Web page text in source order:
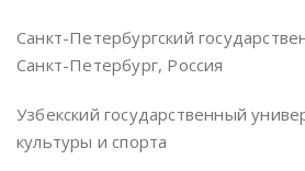
Санкт-Петербургский
Санкт-Петербург, Россия
Узбекский государственный
культуры и спорта